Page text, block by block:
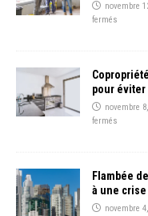
novembre
fermés
pour
novembre
fermés
Flambée
à une
novembre